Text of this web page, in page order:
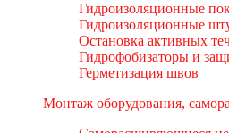
Гидроизоляционные
Гидроизоляционные
Остановка активных
Гидрофобизаторы и
Герметизация швов
Монтаж оборудования,